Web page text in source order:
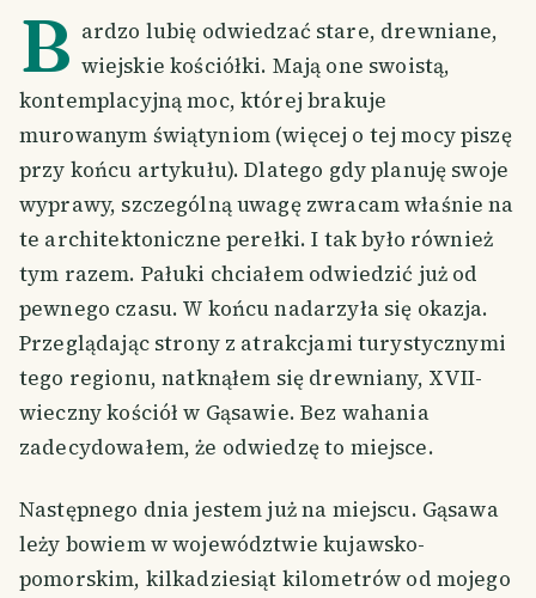
B ardzo lubię odwiedzać stare, drewniane,
wiejskie kościółki. Mają one swoistą,
kontemplacyjną moc, której brakuje
murowanym świątyniom (więcej o tej mocy piszę
przy końcu artykułu). Dlatego gdy planuję swoje
wyprawy, szczególną uwagę zwracam właśnie na
te architektoniczne perełki. I tak było również
tym razem. Pałuki chciałem odwiedzić już od
pewnego czasu. W końcu nadarzyła się okazja.
Przeglądając strony z atrakcjami turystycznymi
tego regionu, natknąłem się drewniany, XVII-
wieczny kościół w Gąsawie. Bez wahania
zadecydowałem, że odwiedzę to miejsce.
Następnego dnia jestem już na miejscu. Gąsawa
leży bowiem w województwie kujawsko-
pomorskim, kilkadziesiąt kilometrów od mojego